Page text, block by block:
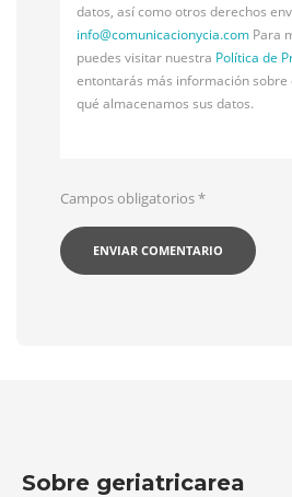
datos, así como otros derechos
info@comunicacionycia.com Para
puedes visitar nuestra Política de
entontarás más información sobre
qué almacenamos sus datos.
Campos obligatorios*
Sobre geriatricarea